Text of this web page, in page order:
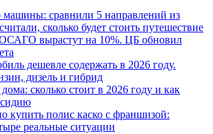
машины: сравнили 5 направлений из
сколько будет стоить путешествие
вырастут на 10%. ЦБ обновил
дешевле содержать в 2026 году.
дизель и гибрид
сколько стоит в 2026 году и как
купить полис каско с франшизой:
реальные ситуации